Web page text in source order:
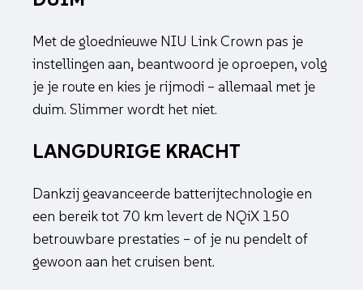
Met de gloednieuwe NIU Link Crown pas je
instellingen aan, beantwoord je oproepen, volg
je je route en kies je rijmodi – allemaal met je
duim. Slimmer wordt het niet.
LANGDURIGE KRACHT
Dankzij geavanceerde batterijtechnologie en
een bereik tot 70 km levert de NQiX 150
betrouwbare prestaties – of je nu pendelt of
gewoon aan het cruisen bent.